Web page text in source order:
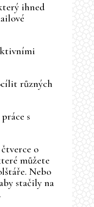
ihned
různých
s
o
můžete
Nebo
stačily na